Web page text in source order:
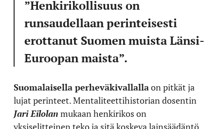
”Henkirikollisuus on
runsaudellaan perinteisesti
erottanut Suomen muista Länsi-
Euroopan maista”.
Suomalaisella perheväkivallallaon pitkät ja
lujat perinteet. Mentaliteettihistorian dosentin
Jari Eilolan mukaan henkirikos on
yksiselitteinen teko ja sitä koskeva lainsäädäntö